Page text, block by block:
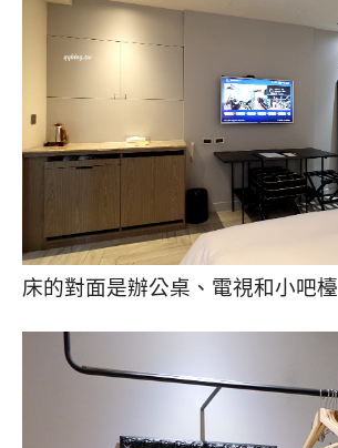
床的對面是辦公桌、電視和小吧檯